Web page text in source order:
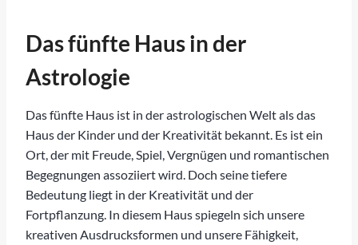
Interpretation des fünften Hauses
Fazit
Das fünfte Haus in der
Astrologie
Das fünfte Haus ist in der astrologischen Welt als das
Haus der Kinder und der Kreativität bekannt. Es ist ein
Ort, der mit Freude, Spiel, Vergnügen und romantischen
Begegnungen assoziiert wird. Doch seine tiefere
Bedeutung liegt in der Kreativität und der
Fortpflanzung. In diesem Haus spiegeln sich unsere
kreativen Ausdrucksformen und unsere Fähigkeit,